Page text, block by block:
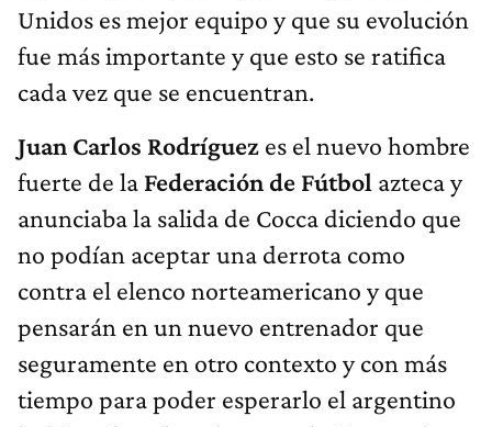
Unidos es mejor equipo y que su evolución
fue más importante y que esto se ratifica
cada vez que se encuentran.
Juan Carlos Rodríguez es el nuevo hombre
fuerte de la Federación de Fútbol azteca y
anunciaba la salida de Cocca diciendo que
no podían aceptar una derrota como
contra el elenco norteamericano y que
pensarán en un nuevo entrenador que
seguramente en otro contexto y con más
tiempo para poder esperarlo el argentino